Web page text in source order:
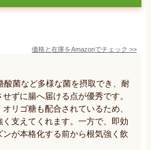
価格と在庫をAmazonでチェック >>
酸菌など多様な菌を摂取でき、耐
ずに腸へ届ける点が優秀です。
リゴ糖も配合されているため、
支えてくれます。一方で、即効
が本格化する前から根気強く飲